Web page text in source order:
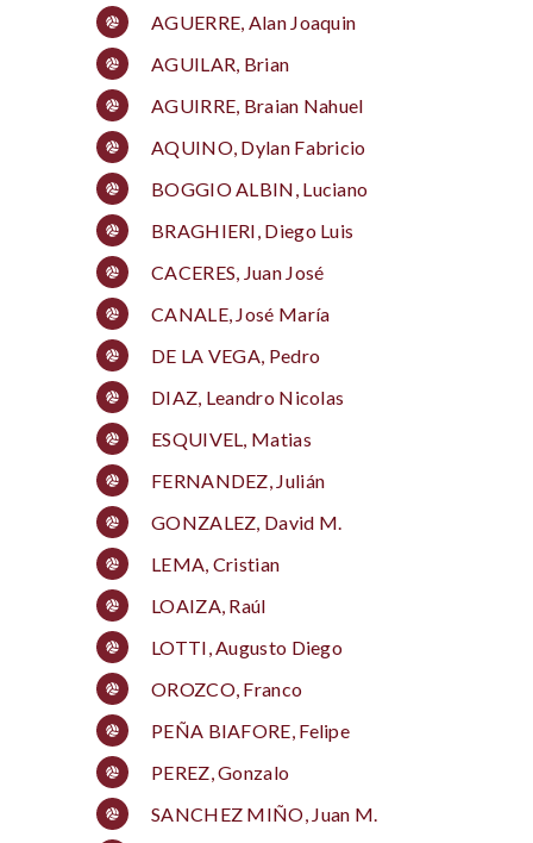
AGUERRE, Alan Joaquin
AGUILAR, Brian
AGUIRRE, Braian Nahuel
AQUINO, Dylan Fabricio
BOGGIO ALBIN, Luciano
BRAGHIERI, Diego Luis
CACERES, Juan José
CANALE, José María
DE LA VEGA, Pedro
DIAZ, Leandro Nicolas
ESQUIVEL, Matias
FERNANDEZ, Julián
GONZALEZ, David M.
LEMA, Cristian
LOAIZA, Raúl
LOTTI, Augusto Diego
OROZCO, Franco
PEÑA BIAFORE, Felipe
PEREZ, Gonzalo
SANCHEZ MIÑO, Juan M.